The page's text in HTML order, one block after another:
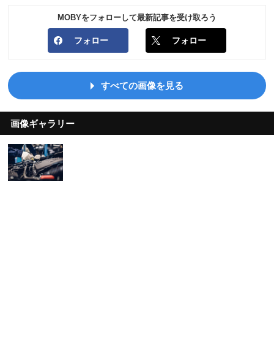
MOBYをフォローして最新記事を受け取ろう
フォロー フォロー
すべての画像を見る
画像ギャラリー